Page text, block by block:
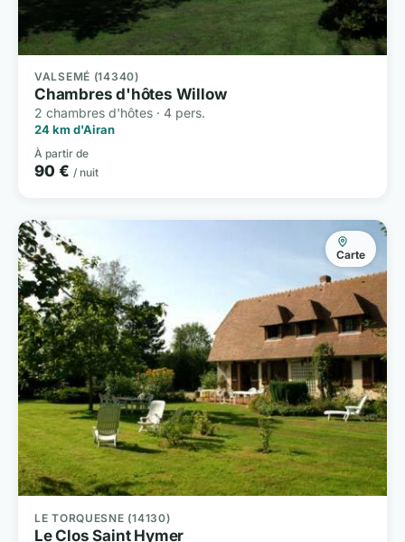
VALSEMÉ (14340)
Chambres d'hôtes Willow
2 chambres d'hôtes · 4 pers.
24 km d'Airan
À partir de
90 € / nuit
Carte
LE TORQUESNE (14130)
Le Clos Saint Hymer